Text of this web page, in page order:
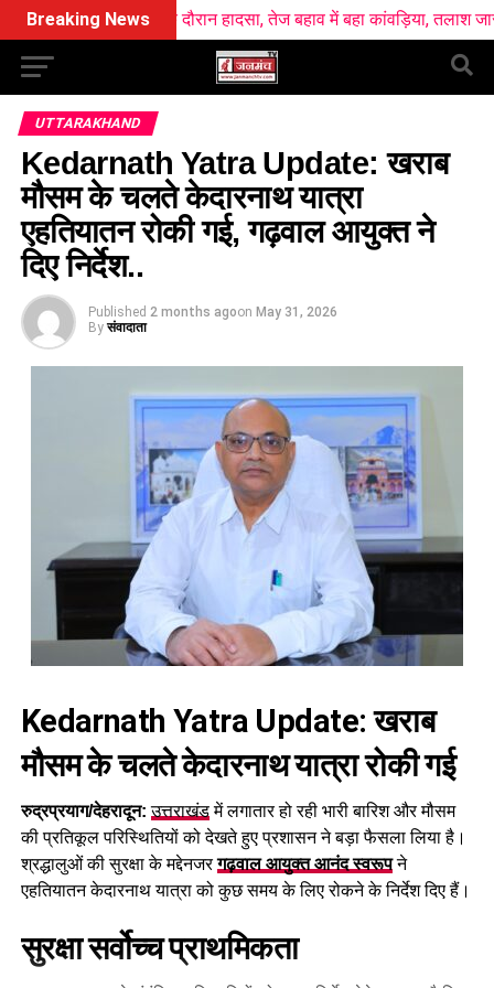
Breaking News
स्नान के दौरान हादसा, तेज बहाव में बहा कांवड़िया, तलाश जारी खटीमा
UTTARAKHAND
Kedarnath Yatra Update: खराब
मौसम के चलते केदारनाथ यात्रा
एहतियातन रोकी गई, गढ़वाल आयुक्त ने
दिए निर्देश..
Published 2 months agoon May 31, 2026
By संवादाता
Kedarnath Yatra Update: खराब
मौसम के चलते केदारनाथ यात्रा रोकी गई
रुद्रप्रयाग/देहरादून: उत्तराखंडमें लगातार हो रही भारी बारिश और मौसम
की प्रतिकूल परिस्थितियों को देखते हुए प्रशासन ने बड़ा फैसला लिया है।
श्रद्धालुओं की सुरक्षा के मद्देनजरगढ़वाल आयुक्त आनंद स्वरूपने
एहतियातन केदारनाथ यात्रा को कुछ समय के लिए रोकने के निर्देश दिए हैं।
सुरक्षा सर्वोच्च प्राथमिकता